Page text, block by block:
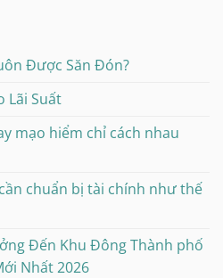
Được Săn Đón?
Lãi Suất
mạo hiểm chỉ cách nhau
chuẩn bị tài chính như thế
Đến Khu Đông Thành phố
Nhất 2026